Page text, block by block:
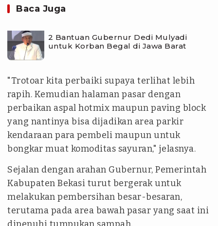
Baca Juga
2 Bantuan Gubernur Dedi Mulyadi
untuk Korban Begal di Jawa Barat
"Trotoar kita perbaiki supaya terlihat lebih
rapih. Kemudian halaman pasar dengan
perbaikan aspal hotmix maupun paving block
yang nantinya bisa dijadikan area parkir
kendaraan para pembeli maupun untuk
bongkar muat komoditas sayuran," jelasnya.
Sejalan dengan arahan Gubernur, Pemerintah
Kabupaten Bekasi turut bergerak untuk
melakukan pembersihan besar-besaran,
terutama pada area bawah pasar yang saat ini